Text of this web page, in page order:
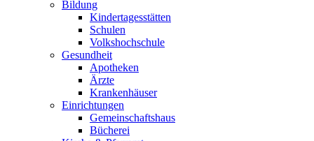
Bildung
Kindertagesstätten
Schulen
Volkshochschule
Gesundheit
Apotheken
Ärzte
Krankenhäuser
Einrichtungen
Gemeinschaftshaus
Bücherei